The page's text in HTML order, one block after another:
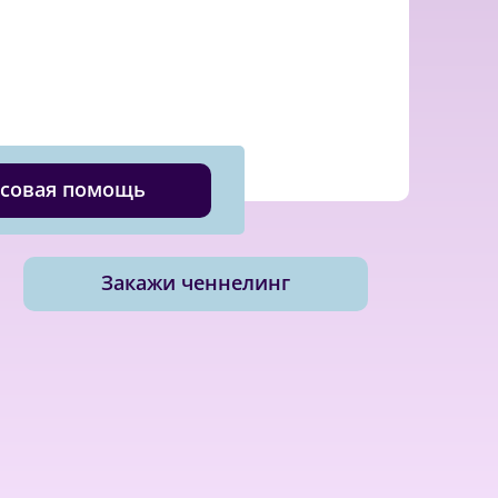
помощь
Закажи ченнелинг